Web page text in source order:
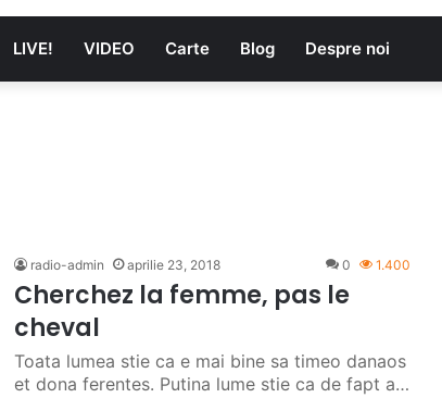
LIVE! VIDEO Carte Blog Despre noi
radio-admin aprilie 23, 2018 0 1.400
Cherchez la femme, pas le
cheval
Toata lumea stie ca e mai bine sa timeo danaos
et dona ferentes. Putina lume stie ca de fapt a…